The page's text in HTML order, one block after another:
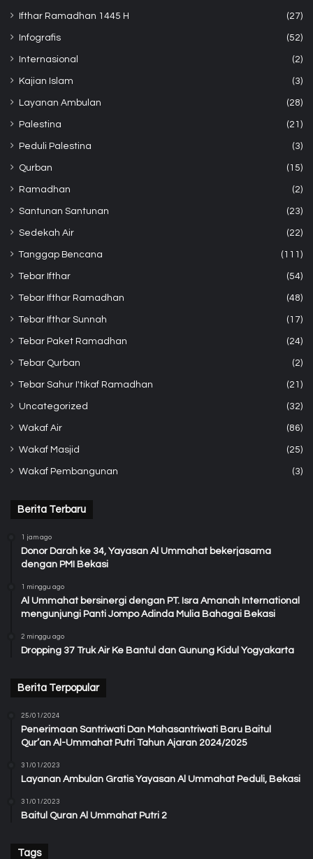
Ifthar Ramadhan 1445 H (27)
Infografis (52)
Internasional (2)
Kajian Islam (3)
Layanan Ambulan (28)
Palestina (21)
Peduli Palestina (3)
Qurban (15)
Ramadhan (2)
Santunan Santunan (23)
Sedekah Air (22)
Tanggap Bencana (111)
Tebar Ifthar (54)
Tebar Ifthar Ramadhan (48)
Tebar Ifthar Sunnah (17)
Tebar Paket Ramadhan (24)
Tebar Qurban (2)
Tebar Sahur I'tikaf Ramadhan (21)
Uncategorized (32)
Wakaf Air (86)
Wakaf Masjid (25)
Wakaf Pembangunan (3)
Berita Terbaru
1 jam ago
Donor Darah ke 34, Yayasan Al Ummahat bekerjasama
dengan PMI Bekasi
1 minggu ago
Al Ummahat bersinergi dengan PT. Isra Amanah International
mengunjungi Panti Jompo Adinda Mulia Bahagai Bekasi
2 minggu ago
Dropping 37 Truk Air Ke Bantul dan Gunung Kidul Yogyakarta
Berita Terpopular
25/01/2024
Penerimaan Santriwati Dan Mahasantriwati Baru Baitul
Qur’an Al-Ummahat Putri Tahun Ajaran 2024/2025
31/01/2023
Layanan Ambulan Gratis Yayasan Al Ummahat Peduli, Bekasi
31/01/2023
Baitul Quran Al Ummahat Putri 2
Tags